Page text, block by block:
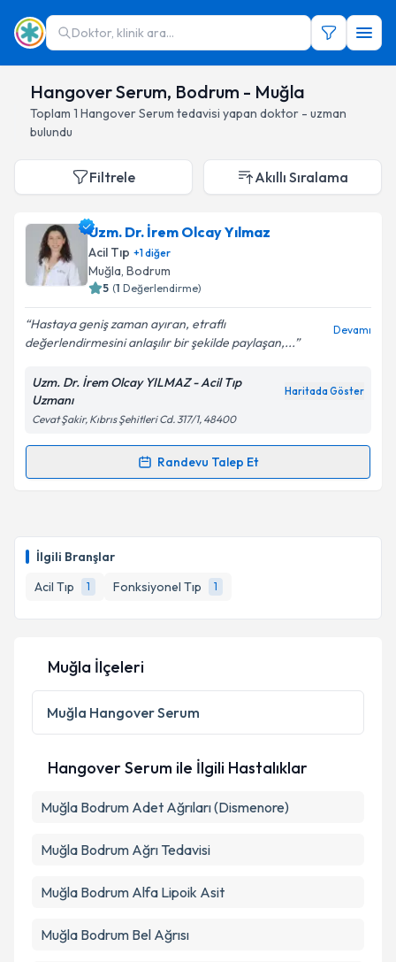
Doktor, klinik ara...
Hangover Serum, Bodrum - Muğla
Toplam 1 Hangover Serum tedavisi yapan doktor - uzman
bulundu
İlgili Branşlar
Acil Tıp
1 Fonksiyonel Tıp 1
Filtrele Akıllı Sıralama
Uzm. Dr. İrem Olcay Yılmaz
Acil Tıp +1diğer
Muğla, Bodrum
5 (1 Değerlendirme)
Hastaya geniş zaman ayıran, etraflı
değerlendirmesini anlaşılır bir şekilde paylaşan,...
Devamı
Uzm. Dr. İrem Olcay YILMAZ - Acil Tıp
Uzmanı
Haritada Göster
Cevat Şakir, Kıbrıs Şehitleri Cd. 317/1, 48400
Randevu Talep Et
Randevu Takvimi Talebi
için bir takvim hazırlandığında e-posta ile
bilgilendireceğiz.
E-posta Adresiniz
Kişisel verilerimin işlenmesine ilişkin
Metni'ni okudum ve kişisel verilerimin belirtilen
Muğla İlçeleri
Muğla Hangover Serum
Hangover Serum ile İlgili Hastalıklar
Muğla Bodrum Adet Ağrıları (Dismenore)
Muğla Bodrum Ağrı Tedavisi
Muğla Bodrum Alfa Lipoik Asit
Muğla Bodrum Bel Ağrısı